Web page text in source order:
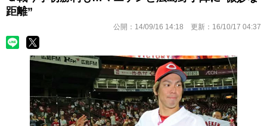
距離”
公開： 14/09/16 14:18 更新： 16/10/17 04:37